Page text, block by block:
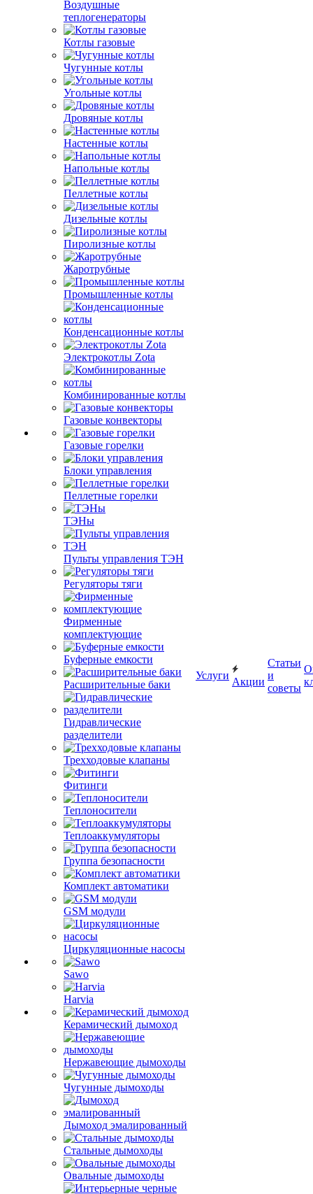
Воздушные
теплогенераторы
Котлы газовые
Чугунные котлы
Угольные котлы
Дровяные котлы
Настенные котлы
Напольные котлы
Пеллетные котлы
Дизельные котлы
Пиролизные котлы
Жаротрубные
Промышленные котлы
Конденсационные котлы
Электрокотлы Zota
Комбинированные котлы
Газовые конвекторы
Газовые горелки
Блоки управления
Пеллетные горелки
ТЭНы
Пульты управления ТЭН
Регуляторы тяги
Фирменные
комплектующие
Буферные емкости
Расширительные баки
Гидравлические
разделители
Трехходовые клапаны
Фитинги
Теплоносители
Теплоаккумуляторы
Группа безопасности
Комплект автоматики
GSM модули
Циркуляционные насосы
Sawo
Harvia
Керамический дымоход
Нержавеющие дымоходы
Чугунные дымоходы
Дымоход эмалированный
Стальные дымоходы
Овальные дымоходы
Услуги
Акции
Статьи
и
советы